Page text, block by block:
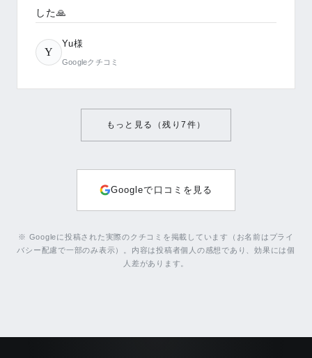
した🙏
Y
Yu様
Googleクチコミ
もっと見る（残り7 件）
Googleで口コミを見る
※ Googleに投稿された実際のクチコミを掲載しています（お名前はプライ
バシー配慮で一部のみ表示）。内容は投稿者個人の感想であり、効果には個
人差があります。